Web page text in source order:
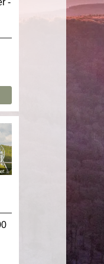
-
© Eifel Tourismus GmbH, AR-shapefuit AG